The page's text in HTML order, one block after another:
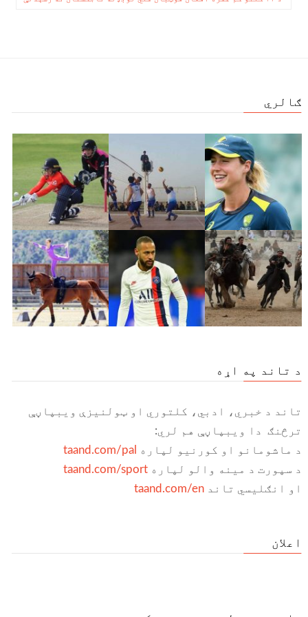
ګالري
د تاند په اړه
تاند د خبري، ادبي، کلتوري او ټولنیزې ویبپاڼې
ترڅنګ دا ویبپاڼې هم لري:
د ماشومانو او کورنیو لپاره
taand.com/pal
د سپورت د مینه والو لپارهtaand.com/sport
او انګلیسي تاندtaand.com/en
اعلان